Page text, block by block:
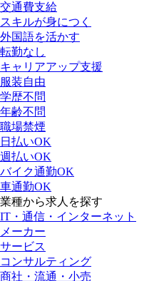
交通費支給
スキルが身につく
外国語を活かす
転勤なし
キャリアアップ支援
服装自由
学歴不問
年齢不問
職場禁煙
日払いOK
週払いOK
バイク通勤OK
車通勤OK
業種から求人を探す
IT・通信・インターネット
メーカー
サービス
コンサルティング
商社・流通・小売